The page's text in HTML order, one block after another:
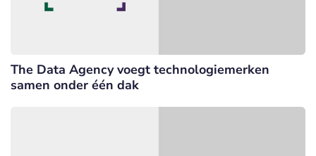
The Data Agency voegt technologiemerken
samen onder één dak